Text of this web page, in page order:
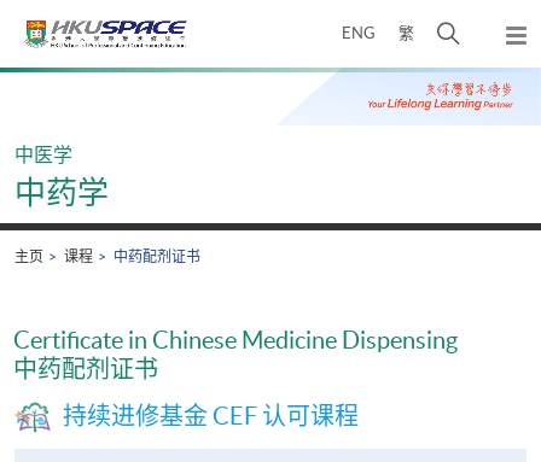
ENG 繁
开
搜
寻
弹
出
主
Main
中医学
中药学
主页 课程 中药配剂证书
Certificate in Chinese Medicine Dispensing
中药配剂证书
持续进修基金 CEF 认可课程